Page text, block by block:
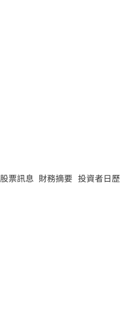
股票訊息 財務摘要 投資者日歷